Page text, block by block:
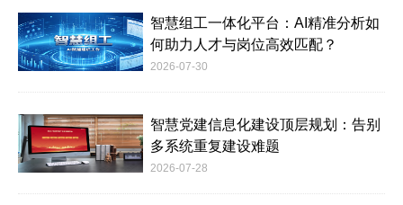
智慧组工一体化平台：AI精准分析如
何助力人才与岗位高效匹配？
2026-07-30
智慧党建信息化建设顶层规划：告别
多系统重复建设难题
2026-07-28